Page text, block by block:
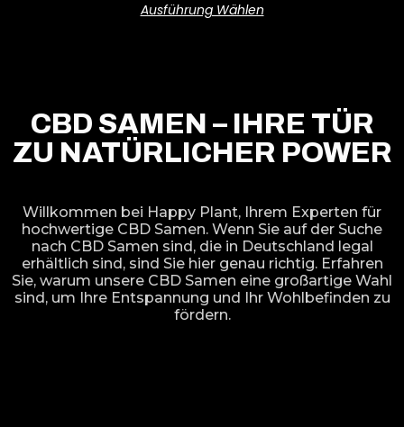
Ausführung Wählen
CBD SAMEN – IHRE TÜR
ZU NATÜRLICHER POWER
Willkommen bei Happy Plant, Ihrem Experten für
hochwertige CBD Samen. Wenn Sie auf der Suche
nach CBD Samen sind, die in Deutschland legal
erhältlich sind, sind Sie hier genau richtig. Erfahren
Sie, warum unsere CBD Samen eine großartige Wahl
sind, um Ihre Entspannung und Ihr Wohlbefinden zu
fördern.